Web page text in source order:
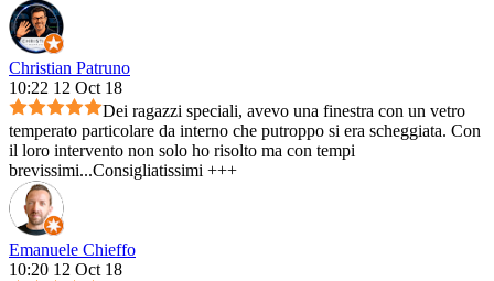
Christian Patruno
10:22 12 Oct 18
Dei ragazzi speciali, avevo una finestra con un vetro
temperato particolare da interno che putroppo si era scheggiata. Con
il loro intervento non solo ho risolto ma con tempi
brevissimi...Consigliatissimi +++
Emanuele Chieffo
10:20 12 Oct 18